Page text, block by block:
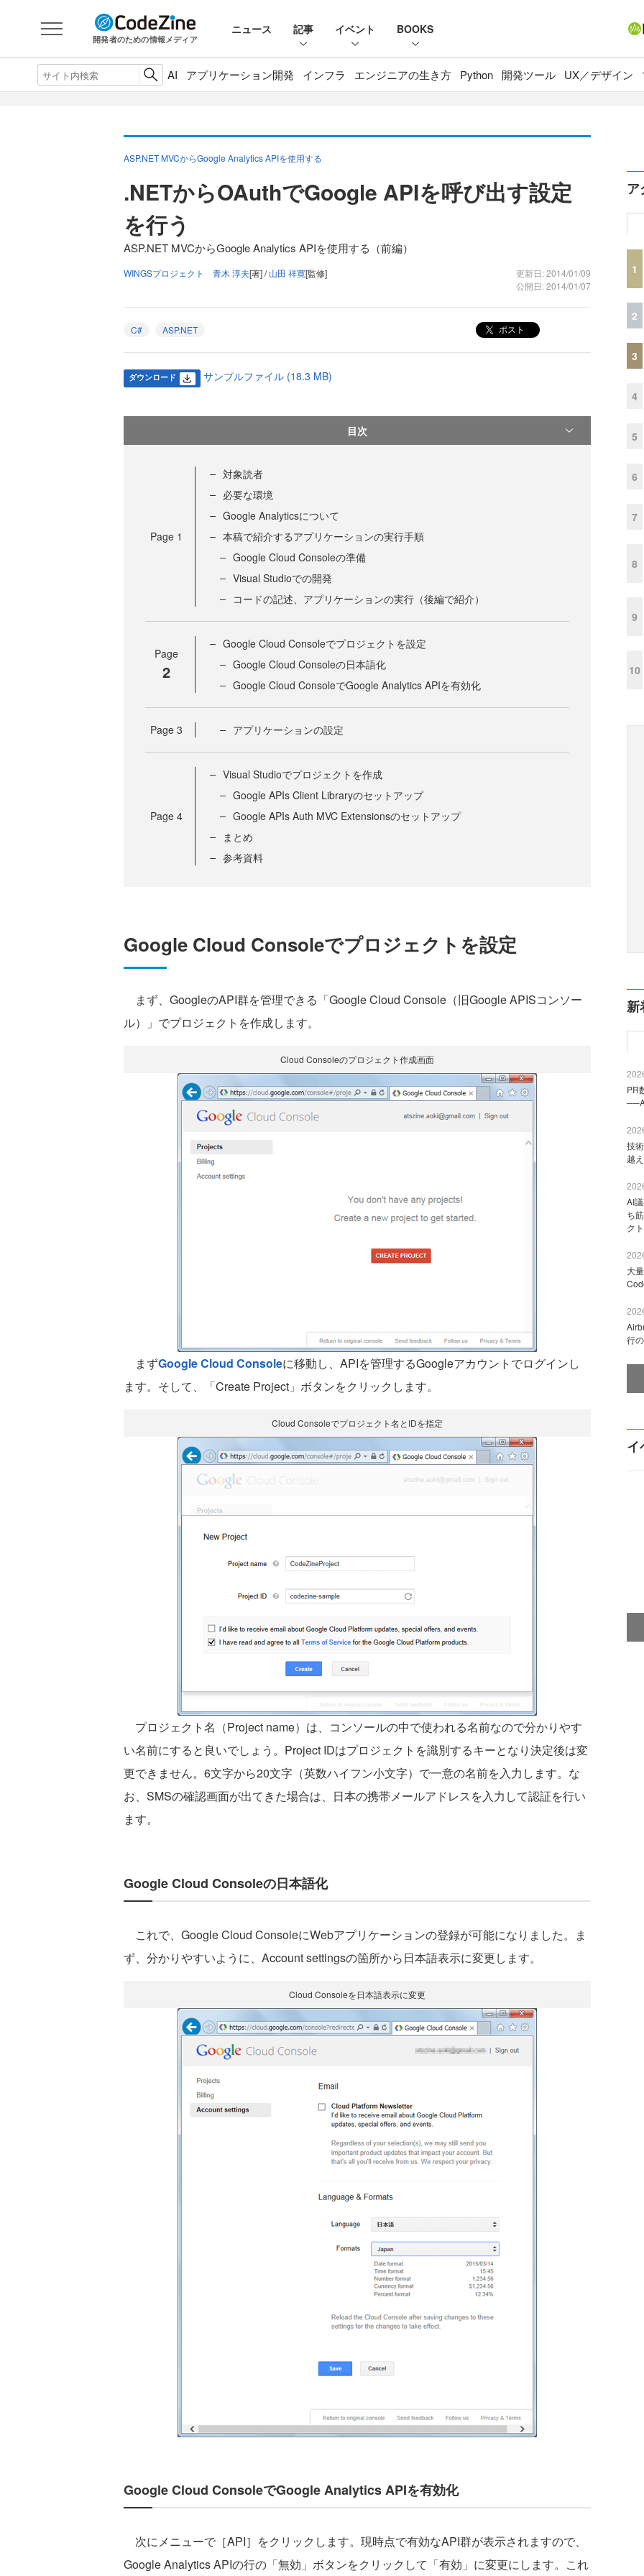
開発者のための情報メディア
ニュース 記事 イベント BOOKS
AI アプリケーション開発 インフラ エンジニアの生き方 Python 開発ツール UX／デザイン
ASP.NET MVCからGoogle Analytics APIを使用する
.NETからOAuthでGoogle APIを呼び出す設定
を行う
ASP.NET MVCからGoogle Analytics APIを使用する（前編）
WINGSプロジェクト 青木 淳夫[著] /山田 祥寛[監修]
更新日: 2014/01/09
公開日: 2014/01/07
C# ASP.NET ポスト
ダウンロード サンプルファイル (18.3 MB)
目次
Page 1
対象読者
必要な環境
Google Analyticsについて
本稿で紹介するアプリケーションの実行手順
Google Cloud Consoleの準備
Visual Studioでの開発
コードの記述、アプリケーションの実行（後編で紹介）
Page
2
Google Cloud Consoleでプロジェクトを設定
Google Cloud Consoleの日本語化
Google Cloud ConsoleでGoogle Analytics APIを有効化
Page 3 アプリケーションの設定
Page 4
Visual Studioでプロジェクトを作成
Google APIs Client Libraryのセットアップ
Google APIs Auth MVC Extensionsのセットアップ
まとめ
参考資料
Google Cloud Consoleでプロジェクトを設定
まず、GoogleのAPI群を管理できる「Google Cloud Console（旧Google APISコンソー
ル）」でプロジェクトを作成します。
Cloud Consoleのプロジェクト作成画面
まずGoogle Cloud Consoleに移動し、APIを管理するGoogleアカウントでログインし
ます。そして、「Create Project」ボタンをクリックします。
Cloud Consoleでプロジェクト名とIDを指定
プロジェクト名（Project name）は、コンソールの中で使われる名前なので分かりやす
い名前にすると良いでしょう。Project IDはプロジェクトを識別するキーとなり決定後は変
更できません。6文字から20文字（英数ハイフン小文字）で一意の名前を入力します。な
お、SMSの確認画面が出てきた場合は、日本の携帯メールアドレスを入力して認証を行い
ます。
Google Cloud Consoleの日本語化
これで、Google Cloud ConsoleにWebアプリケーションの登録が可能になりました。ま
ず、分かりやすいように、Account settingsの箇所から日本語表示に変更します。
Cloud Consoleを日本語表示に変更
Google Cloud ConsoleでGoogle Analytics APIを有効化
次にメニューで［API］をクリックします。現時点で有効なAPI群が表示されますので、
Google Analytics APIの行の「無効」ボタンをクリックして「有効」に変更にします。これ
ア
1
2
3
4
5
6
7
8
9
10
新
PR
技
越
AI
ち
ク
大
行
イ